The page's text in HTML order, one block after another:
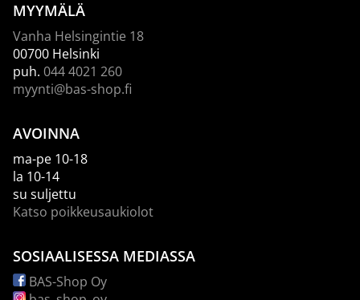
MYYMÄLÄ
Vanha Helsingintie 18
00700 Helsinki
puh. 044 4021 260
myynti@bas-shop.fi
AVOINNA
ma-pe 10-18
la 10-14
su suljettu
Katso poikkeusaukiolot
SOSIAALISESSA MEDIASSA
BAS-Shop Oy